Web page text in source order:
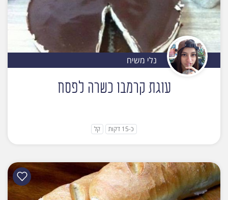
נלי משיח
עוגת קרמבו כשרה לפסח
כ-15 דקות קל